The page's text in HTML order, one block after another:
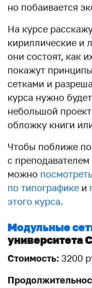
но побаивается
На курсе
кириллические и
они состоят, как
покажут
сетками и
курса нужно
небольшой
обложку книги
Чтобы поближе
с
можно
по типографике и
этого курса.
Модульные
университета
Стоимость: 3200